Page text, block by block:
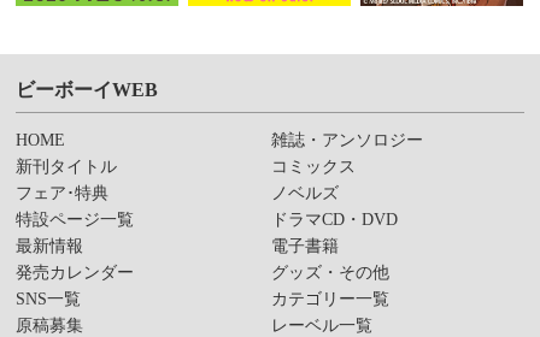
ビーボーイWEB
HOME
新刊タイトル
フェア･特典
特設ページ一覧
最新情報
発売カレンダー
SNS一覧
原稿募集
雑誌・アンソロジー
コミックス
ノベルズ
ドラマCD・DVD
電子書籍
グッズ・その他
カテゴリー一覧
レーベル一覧